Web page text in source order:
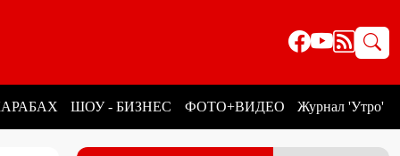
ШОУ - БИЗНЕС ФОТО+ВИДЕО Журнал 'Утро'